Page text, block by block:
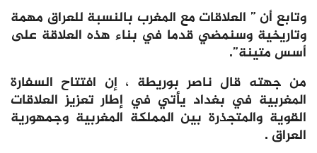
وتابع أن ” العلاقات مع المغرب بالنسبة للعراق مهمة
وتاريخية وسنمضي قدما في بناء هذه العلاقة على
أسس متينة”.
من جهته قال ناصر بوريطة ، إن افتتاح السفارة
المغربية في بغداد يأتي في إطار تعزيز العلاقات
القوية والمتجذرة بين المملكة المغربية وجمهورية
العراق .